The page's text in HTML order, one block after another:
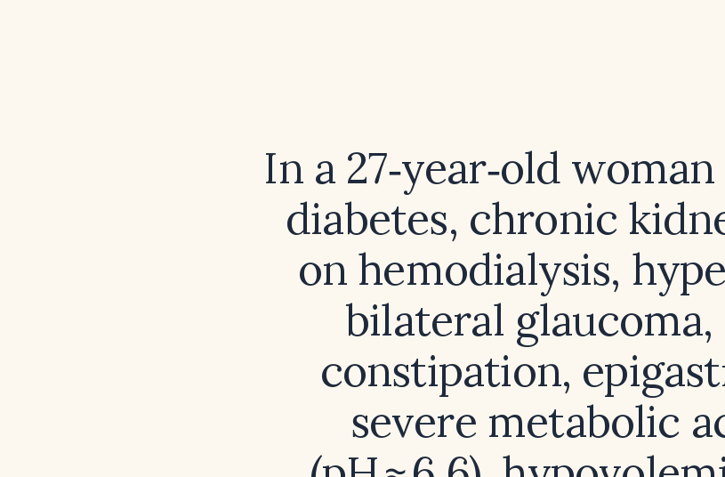
In a 27‑year‑old
diabetes, chronic
on hemodialysis,
bilateral
constipation,
severe metabolic